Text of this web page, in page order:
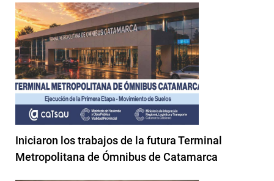
Iniciaron los trabajos de la futura Terminal
Metropolitana de Ómnibus de Catamarca